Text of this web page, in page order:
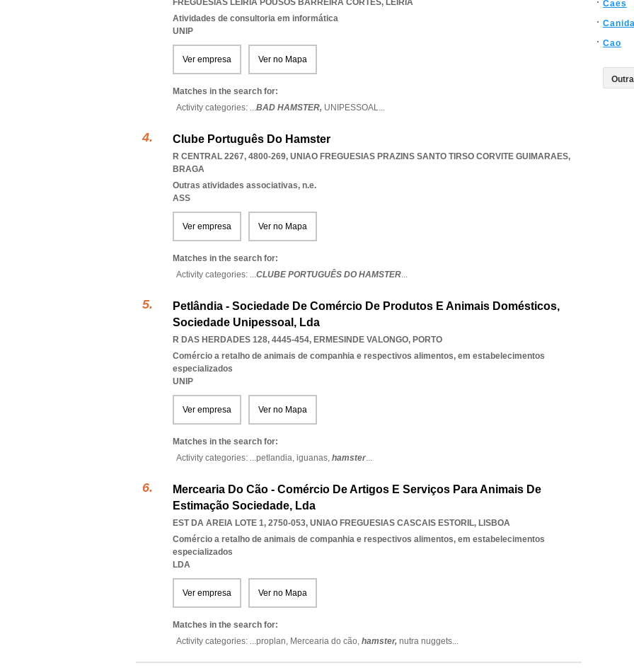
FREGUESIAS LEIRIA POUSOS BARREIRA CORTES, LEIRIA
Atividades de consultoria em informática
UNIP
Ver empresa Ver no Mapa
Matches in the search for:
Activity categories: ...BAD HAMSTER, UNIPESSOAL...
Clube Português Do Hamster
R CENTRAL 2267, 4800-269, UNIAO FREGUESIAS PRAZINS SANTO TIRSO CORVITE GUIMARAES,
BRAGA
Outras atividades associativas, n.e.
ASS
Ver empresa Ver no Mapa
Matches in the search for:
Activity categories: ...CLUBE PORTUGUÊS DO HAMSTER...
Petlândia - Sociedade De Comércio De Produtos E Animais Domésticos,
Sociedade Unipessoal, Lda
R DAS HERDADES 128, 4445-454, ERMESINDE VALONGO, PORTO
Comércio a retalho de animais de companhia e respectivos alimentos, em estabelecimentos
especializados
UNIP
Ver empresa Ver no Mapa
Matches in the search for:
Activity categories: ...petlandia, iguanas, hamster...
Mercearia Do Cão - Comércio De Artigos E Serviços Para Animais De
Estimação Sociedade, Lda
EST DA AREIA LOTE 1, 2750-053, UNIAO FREGUESIAS CASCAIS ESTORIL, LISBOA
Comércio a retalho de animais de companhia e respectivos alimentos, em estabelecimentos
especializados
LDA
Ver empresa Ver no Mapa
Matches in the search for:
Activity categories: ...proplan, Mercearia do cão, hamster, nutra nuggets...
Caes
Cao